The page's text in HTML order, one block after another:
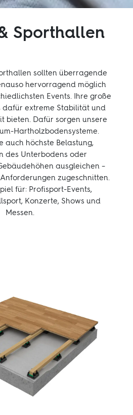
Sporthallen
sollten überragende
hervorragend möglich
Events. Ihre große
dafür extreme Stabilität und
bieten. Dafür sorgen unsere
Hartholzbodensysteme.
auch höchste Belastung,
des Unterbodens oder
ausgleichen –
zugeschnitten.
für: Profisport-Events,
Konzerte, Shows und
Messen.